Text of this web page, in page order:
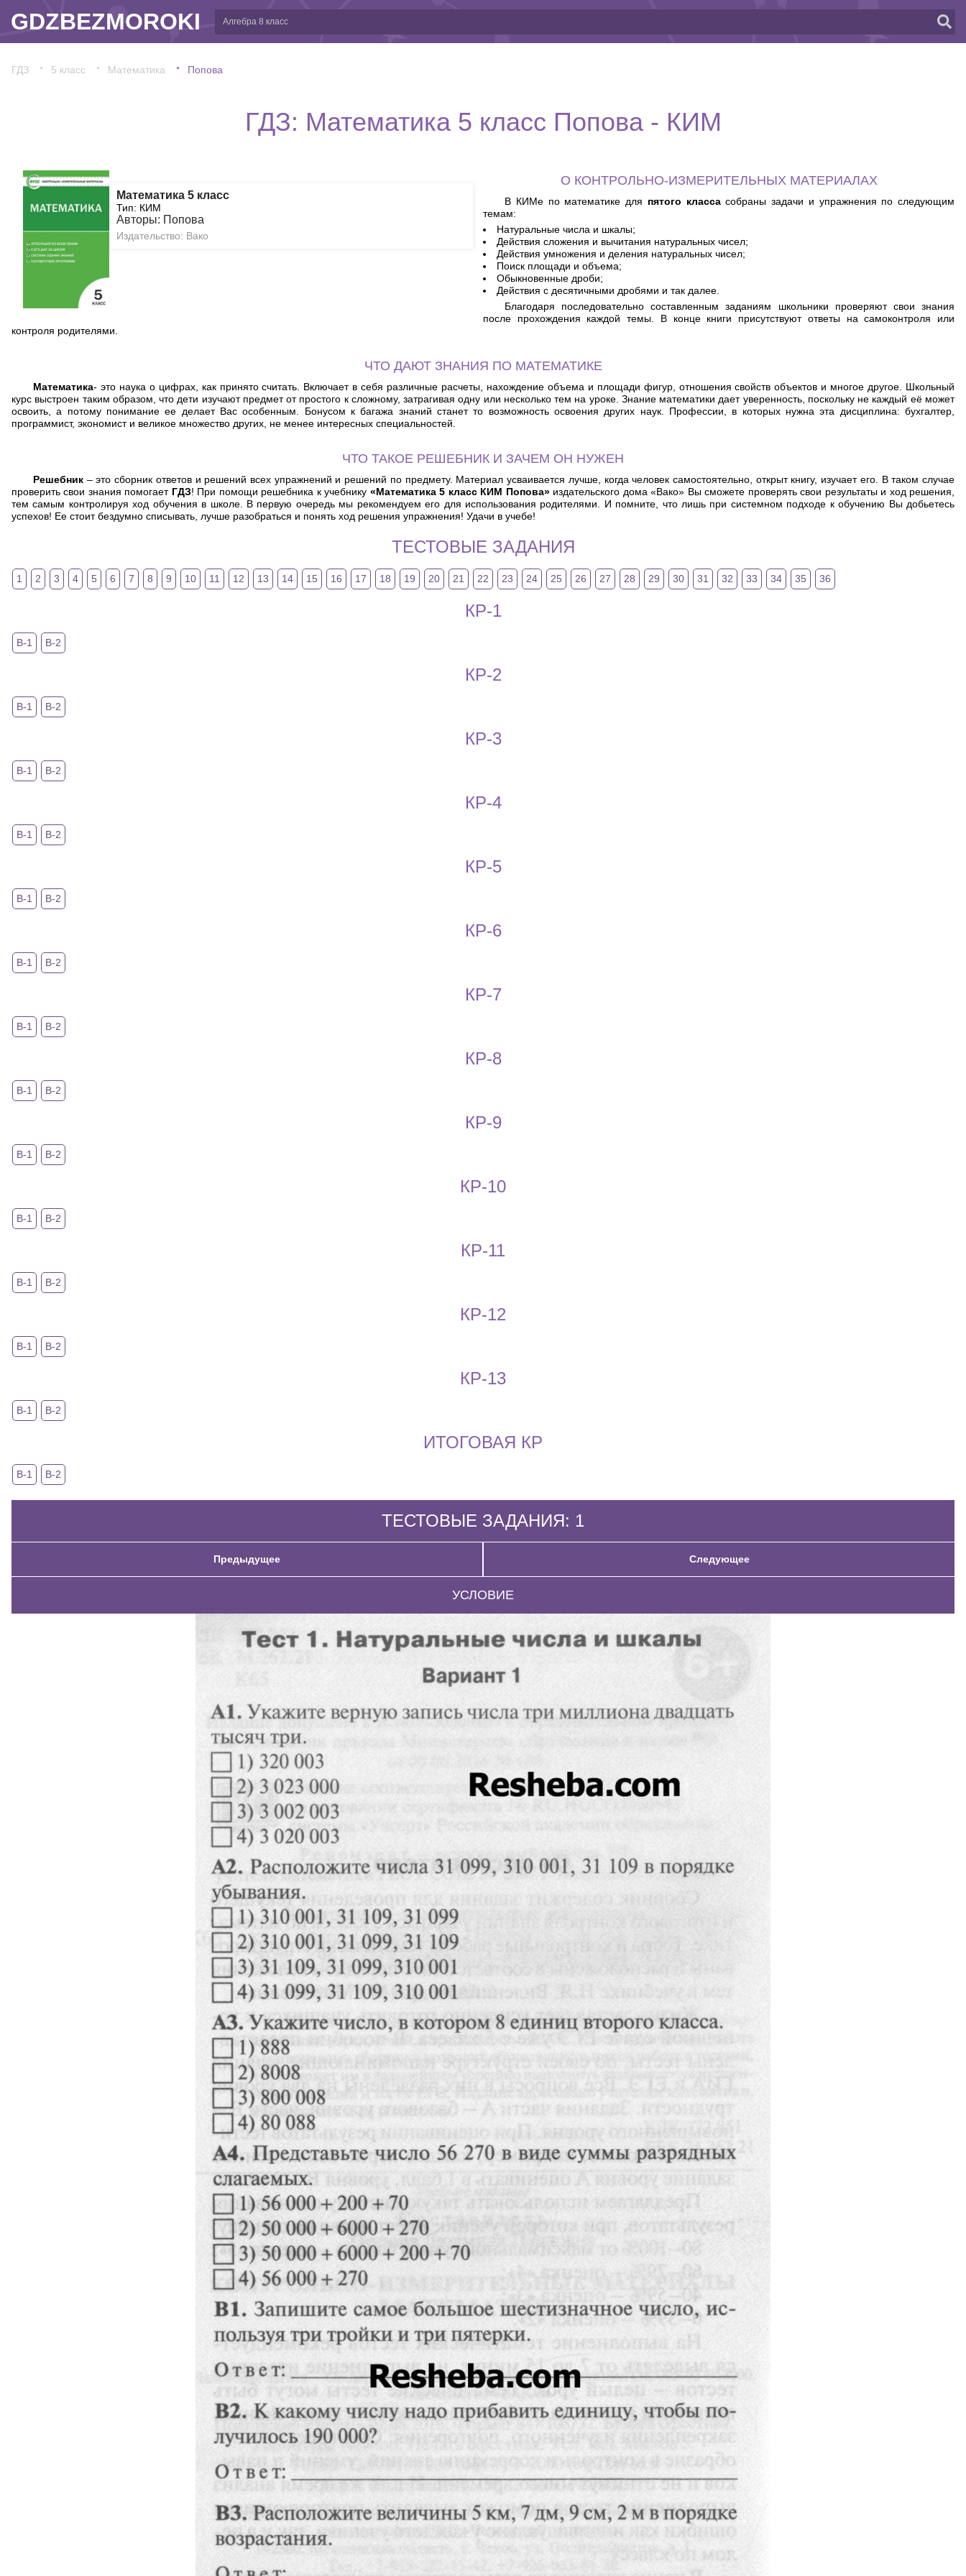
GDZBEZMOROKI
ГДЗ 5 класс Математика Попова
ГДЗ: Математика 5 класс Попова - КИМ
Математика 5 класс
Тип: КИМ
Авторы: Попова
Издательство: Вако
О КОНТРОЛЬНО-ИЗМЕРИТЕЛЬНЫХ МАТЕРИАЛАХ
В КИМе по математике для пятого классасобраны задачи и упражнения по следующим
темам:
Натуральные числа и шкалы;
Действия сложения и вычитания натуральных чисел;
Действия умножения и деления натуральных чисел;
Поиск площади и объема;
Обыкновенные дроби;
Действия с десятичными дробями и так далее.
Благодаря последовательно составленным заданиям школьники проверяют свои знания
после прохождения каждой темы. В конце книги присутствуют ответы на самоконтроля или
контроля родителями.
ЧТО ДАЮТ ЗНАНИЯ ПО МАТЕМАТИКЕ
Математика- это наука о цифрах, как принято считать. Включает в себя различные расчеты, нахождение объема и площади фигур, отношения свойств объектов и многое другое. Школьный
курс выстроен таким образом, что дети изучают предмет от простого к сложному, затрагивая одну или несколько тем на уроке. Знание математики дает уверенность, поскольку не каждый её может
освоить, а потому понимание ее делает Вас особенным. Бонусом к багажа знаний станет то возможность освоения других наук. Профессии, в которых нужна эта дисциплина: бухгалтер,
программист, экономист и великое множество других, не менее интересных специальностей.
ЧТО ТАКОЕ РЕШЕБНИК И ЗАЧЕМ ОН НУЖЕН
Решебник – это сборник ответов и решений всех упражнений и решений по предмету. Материал усваивается лучше, когда человек самостоятельно, открыт книгу, изучает его. В таком случае
проверить свои знания помогает ГДЗ! При помощи решебника к учебнику «Математика 5 класс КИМ Попова»издательского дома «Вако» Вы сможете проверять свои результаты и ход решения,
тем самым контролируя ход обучения в школе. В первую очередь мы рекомендуем его для использования родителями. И помните, что лишь при системном подходе к обучению Вы добьетесь
успехов! Ее стоит бездумно списывать, лучше разобраться и понять ход решения упражнения! Удачи в учебе!
ТЕСТОВЫЕ ЗАДАНИЯ
1 2 3 4 5 6 7 8 9 10 11 12 13 14 15 16 17 18 19 20 21 22 23 24 25 26 27 28 29 30 31 32 33 34 35 36
КР-1
В-1 В-2
КР-2
В-1 В-2
КР-3
В-1 В-2
КР-4
В-1 В-2
КР-5
В-1 В-2
КР-6
В-1 В-2
КР-7
В-1 В-2
КР-8
В-1 В-2
КР-9
В-1 В-2
КР-10
В-1 В-2
КР-11
В-1 В-2
КР-12
В-1 В-2
КР-13
В-1 В-2
ИТОГОВАЯ КР
В-1 В-2
ТЕСТОВЫЕ ЗАДАНИЯ: 1
Предыдущее Следующее
УСЛОВИЕ